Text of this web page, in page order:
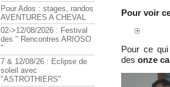
Pour voir
Pour ce
des onze
Pour Ados : stages, randos
AVENTURES A CHEVAL
02->12/08/2026 : Festival
des " Rencontres ARIOSO
"
7 & 12/08/26 : Eclipse de
soleil avec
"ASTROTHIERS"